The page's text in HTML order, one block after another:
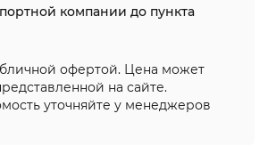
компании до пункта
офертой. Цена может
на сайте.
уточняйте у менеджеров